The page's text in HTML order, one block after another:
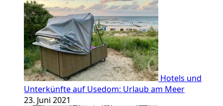
Hotels und
Unterkünfte auf Usedom: Urlaub am Meer
23. Juni 2021